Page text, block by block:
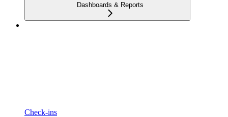
Dashboards & Reports
Check-ins